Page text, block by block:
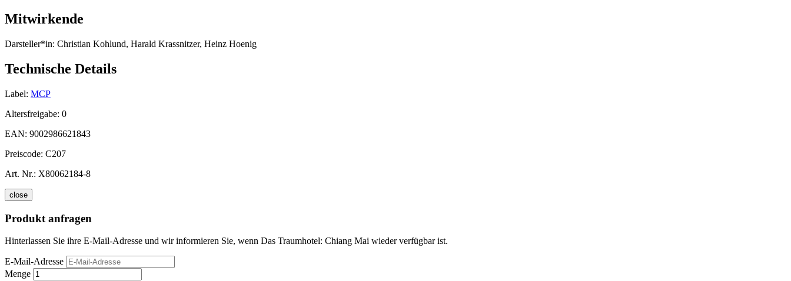
Mitwirkende
Darsteller*in: Christian Kohlund, Harald Krassnitzer, Heinz Hoenig
Technische Details
Label: MCP
Altersfreigabe: 0
EAN: 9002986621843
Preiscode: C207
Art. Nr.: X80062184-8
close
Produkt anfragen
Hinterlassen Sie ihre E-Mail-Adresse und wir informieren Sie, wenn Das Traumhotel: Chiang Mai wieder verfügbar ist.
E-Mail-Adresse
Menge